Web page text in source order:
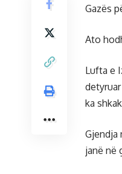
Gazës
Ato
Lufta e
ka
Gjendja
janë në